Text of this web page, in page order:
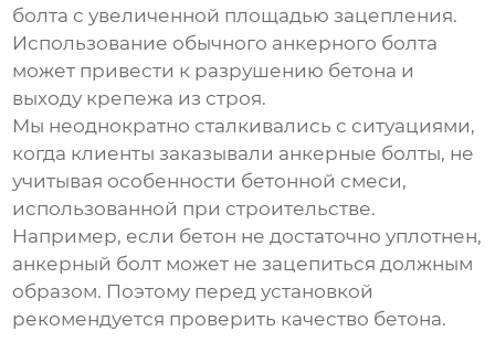
болта с увеличенной площадью зацепления.
Использование обычного анкерного болта
может привести к разрушению бетона и
выходу крепежа из строя.
Мы неоднократно сталкивались с ситуациями,
когда клиенты заказывали анкерные болты, не
учитывая особенности бетонной смеси,
использованной при строительстве.
Например, если бетон не достаточно уплотнен,
анкерный болт может не зацепиться должным
образом. Поэтому перед установкой
рекомендуется проверить качество бетона.